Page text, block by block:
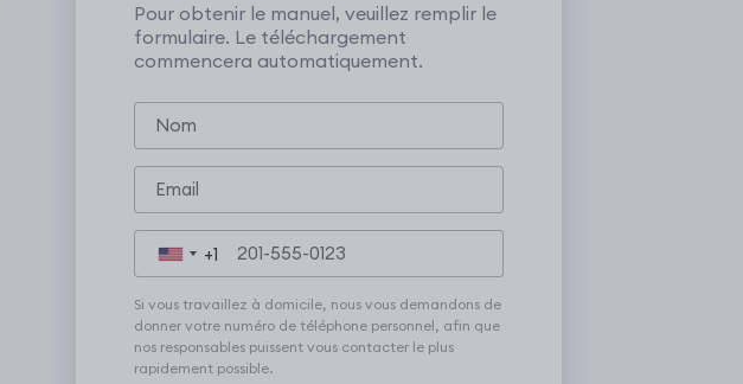
Pour obtenir le manuel, veuillez remplir le
formulaire. Le téléchargement
commencera automatiquement.
+1
Si vous travaillez à domicile, nous vous demandons de
donner votre numéro de téléphone personnel, afin que
nos responsables puissent vous contacter le plus
rapidement possible.